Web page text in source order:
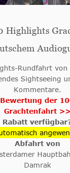
Highlights
Rundfahrt
Sightseeing
Kommentare.
der
Grachtenfahrt >>
Rabatt
Abfahrt von
Damrak